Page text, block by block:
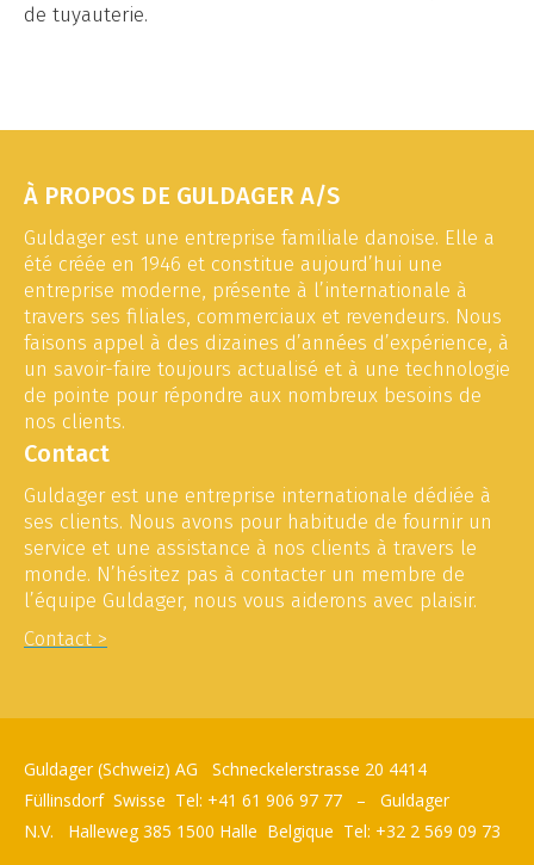
de tuyauterie.
À PROPOS DE GULDAGER A/S
Guldager est une entreprise familiale danoise. Elle a
été créée en 1946 et constitue aujourd’hui une
entreprise moderne, présente à l’internationale à
travers ses filiales, commerciaux et revendeurs. Nous
faisons appel à des dizaines d’années d’expérience, à
un savoir-faire toujours actualisé et à une technologie
de pointe pour répondre aux nombreux besoins de
nos clients.
Contact
Guldager est une entreprise internationale dédiée à
ses clients. Nous avons pour habitude de fournir un
service et une assistance à nos clients à travers le
monde. N’hésitez pas à contacter un membre de
l’équipe Guldager, nous vous aiderons avec plaisir.
Contact >
Guldager (Schweiz) AG Schneckelerstrasse 20 4414
Füllinsdorf Swisse Tel: +41 61 906 97 77 – Guldager
N.V. Halleweg 385 1500 Halle Belgique Tel: +32 2 569 09 73